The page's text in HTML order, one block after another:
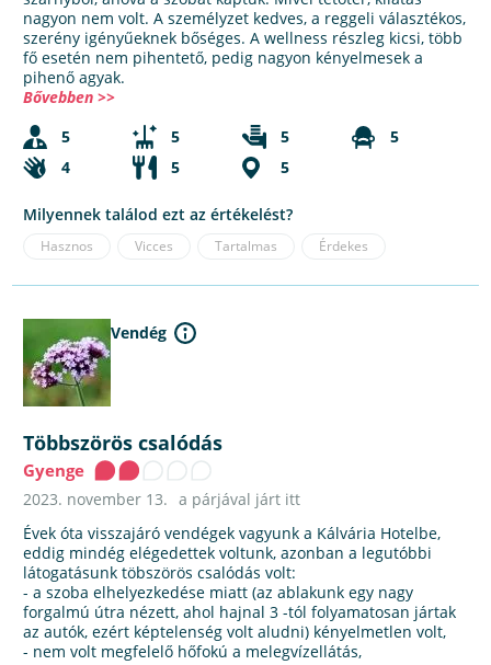
nagyon nem volt. A személyzet kedves, a reggeli választékos,
szerény igényűeknek bőséges. A wellness részleg kicsi, több
fő esetén nem pihentető, pedig nagyon kényelmesek a
pihenő agyak.
Bővebben >>
5
5 5
5
4
5 5
Milyennek találod ezt az értékelést?
Hasznos Vicces Tartalmas Érdekes
Vendég
Többszörös csalódás
Gyenge
2023. november 13. a párjával járt itt
Évek óta visszajáró vendégek vagyunk a Kálvária Hotelbe,
eddig mindég elégedettek voltunk, azonban a legutóbbi
látogatásunk töbszörös csalódás volt:
- a szoba elhelyezkedése miatt (az ablakunk egy nagy
forgalmú útra nézett, ahol hajnal 3 -tól folyamatosan jártak
az autók, ezért képtelenség volt aludni) kényelmetlen volt,
- nem volt megfelelő hőfokú a melegvízellátás,